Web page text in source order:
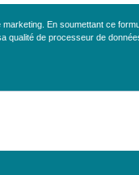
En soumettant ce
qualité de processeur de